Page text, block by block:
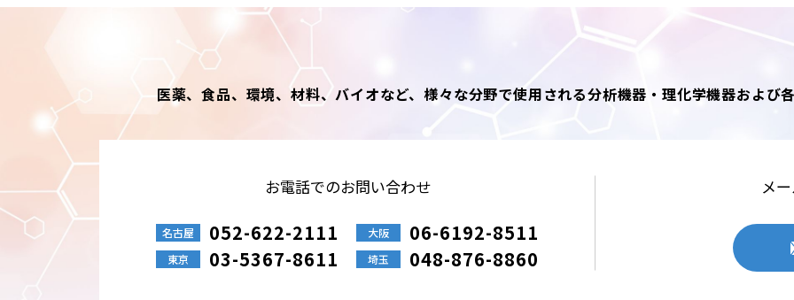
医薬、食品、環境、材料、バイオなど、様々な分野で使用される分析機器・理化学機器および
お電話でのお問い合わせ
名古屋 052-622-2111 大阪 06-6192-8511
東京 03-5367-8611 埼玉 048-876-8860
メ